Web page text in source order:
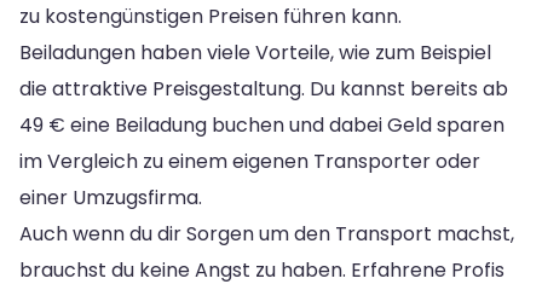
zu kostengünstigen Preisen führen kann.
Beiladungen haben viele Vorteile, wie zum Beispiel
die attraktive Preisgestaltung. Du kannst bereits ab
49 € eine Beiladung buchen und dabei Geld sparen
im Vergleich zu einem eigenen Transporter oder
einer Umzugsfirma.
Auch wenn du dir Sorgen um den Transport machst,
brauchst du keine Angst zu haben. Erfahrene Profis